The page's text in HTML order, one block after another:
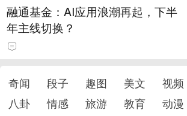
融通基金：AI应用浪潮再起，下半
年主线切换？
奇闻 段子 趣图 美文 视频
八卦
情感 旅游 教育 动漫